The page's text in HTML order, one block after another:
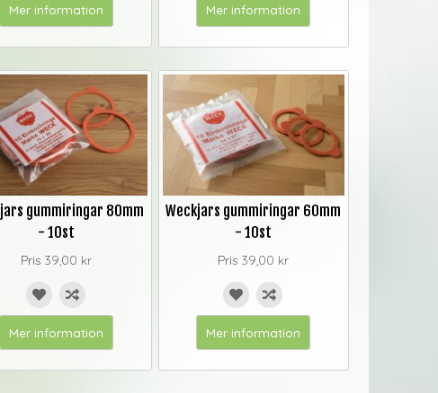
Mer information Mer information
gummiringar 80mm
- 10st
Pris 39,00 kr
Mer information
Weckjars gummiringar 60mm
- 10st
Pris 39,00 kr
Mer information